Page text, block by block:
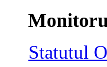
Statutul